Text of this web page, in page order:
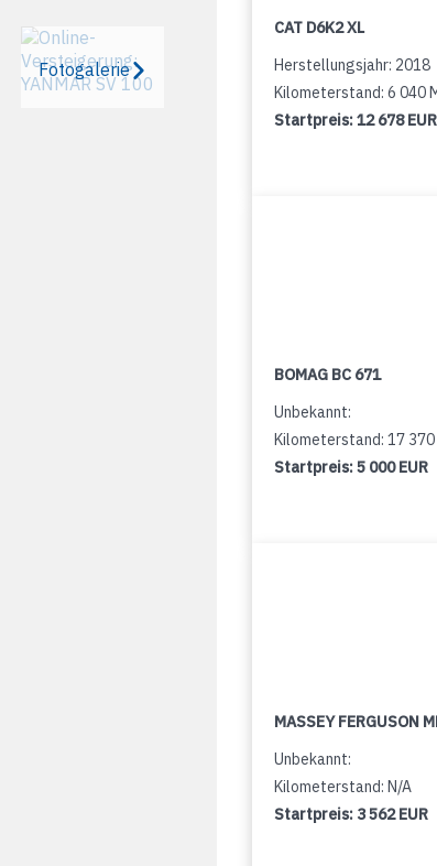
Fotogalerie
CAT D6K2 XL
Herstellungsjahr: 2018
Kilometerstand: 6 040
Startpreis:12 678 EUR
BOMAG BC 671
Unbekannt:
Kilometerstand: 17 370
Startpreis:5 000 EUR
MASSEY FERGUSON
Unbekannt:
Kilometerstand: N/A
Startpreis: 3 562 EUR